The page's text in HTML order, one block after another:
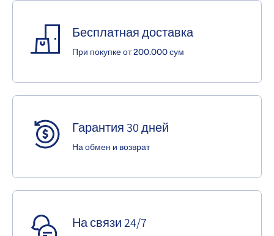
Бесплатная доставка
При покупке от 200.000 сум
Гарантия 30 дней
На обмен и возврат
На связи 24/7